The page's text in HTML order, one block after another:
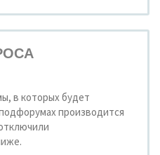
в которых будет
производится